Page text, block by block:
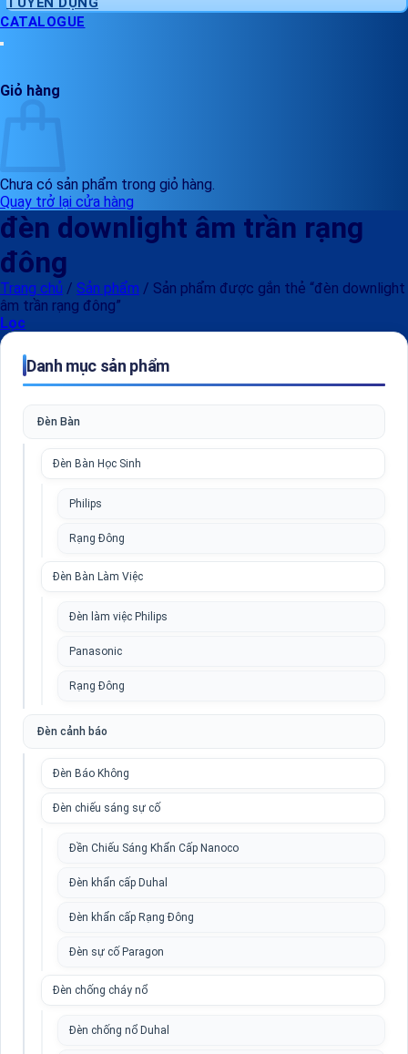
CATALOGUE
Giỏ hàng
Chưa có sản phẩm trong giỏ hàng.
Quay trở lại cửa hàng
đèn downlight âm trần rạng
đông
Trang chủ / Sản phẩm / Sản phẩm được gắn thẻ “đèn downlight
âm trần rạng đông”
Lọc
Danh mục sản phẩm
Đèn Bàn
Đèn Bàn Học Sinh
Philips
Rạng Đông
Đèn Bàn Làm Việc
Đèn làm việc Philips
Panasonic
Rạng Đông
Đèn cảnh báo
Đèn Báo Không
Đèn chiếu sáng sự cố
Đền Chiếu Sáng Khẩn Cấp Nanoco
Đèn khẩn cấp Duhal
Đèn khẩn cấp Rạng Đông
Đèn sự cố Paragon
Đèn chống cháy nổ
Đèn chống nổ Duhal